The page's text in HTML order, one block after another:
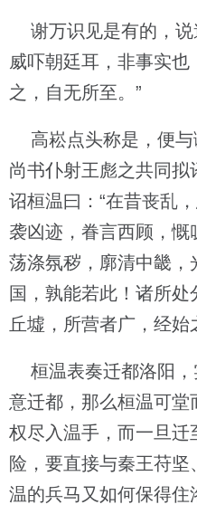
谢万识见是有的，说
威吓朝廷耳，非事实
之，自无所至。”
高崧点头称是，便与
尚书仆射王彪之共同拟
诏桓温曰：“在昔丧乱
袭凶迹，眷言西顾，慨
荡涤氛秽，廓清中畿，
国，孰能若此！诸所
丘墟，所营者广，经始
桓温表奏迁都洛阳，
意迁都，那么桓温可堂
权尽入温手，而一旦迁
险，要直接与秦王苻
温的兵马又如何保得住